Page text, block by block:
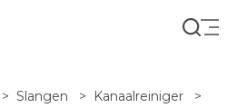
Zoeken
Slangen
Kanaalreiniger